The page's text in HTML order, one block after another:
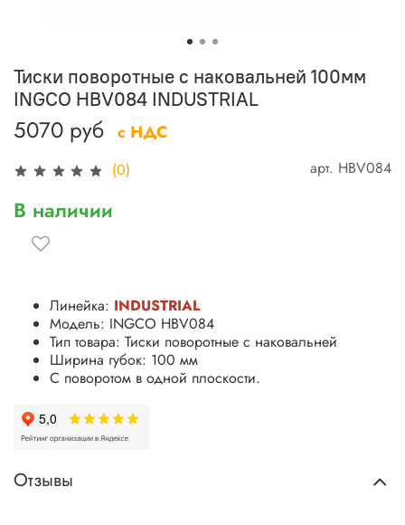
(0) арт. HBV084
Тиски поворотные с наковальней 100мм
INGCO HBV084 INDUSTRIAL
5070 руб с НДС
В наличии
Линейка: INDUSTRIAL
Модель: INGCO HBV084
Тип товара: Тиски поворотные с наковальней
Ширина губок: 100 мм
С поворотом в одной плоскости.
Отзывы